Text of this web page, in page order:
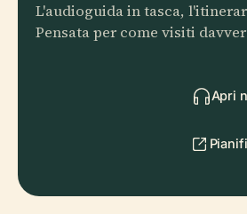
L'audioguida in tasca,
Pensata per come visiti
Apri